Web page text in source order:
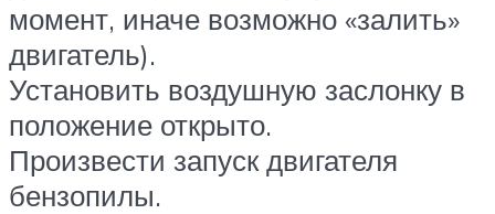
момент, иначе возможно «залить»
двигатель).
Установить воздушную заслонку в
положение открыто.
Произвести запуск двигателя
бензопилы.